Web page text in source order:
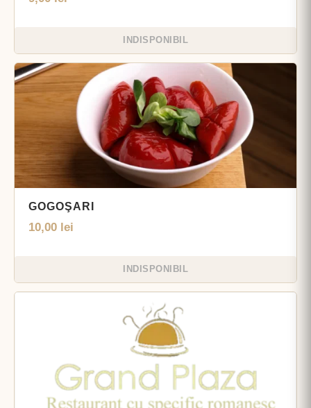
INDISPONIBIL
GOGOŞARI
10,00 lei
INDISPONIBIL